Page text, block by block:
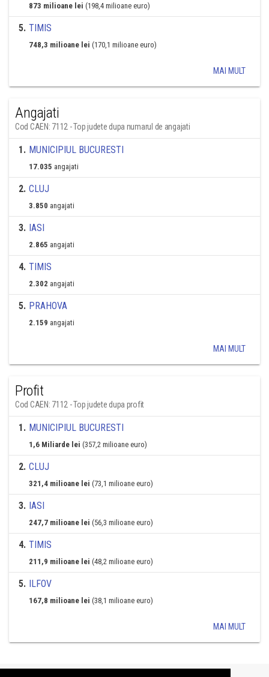
873 milioane lei (198,4 milioane euro)
5. TIMIS
748,3 milioane lei (170,1 milioane euro)
MAI MULT
Angajati
Cod CAEN: 7112 - Top judete dupa numarul de angajati
1. MUNICIPIUL BUCURESTI
17.035 angajati
2. CLUJ
3.850 angajati
3. IASI
2.865 angajati
4. TIMIS
2.302 angajati
5. PRAHOVA
2.159 angajati
MAI MULT
Profit
Cod CAEN: 7112 - Top judete dupa profit
1. MUNICIPIUL BUCURESTI
1,6 Miliarde lei (357,2 milioane euro)
2. CLUJ
321,4 milioane lei (73,1 milioane euro)
3. IASI
247,7 milioane lei (56,3 milioane euro)
4. TIMIS
211,9 milioane lei (48,2 milioane euro)
5. ILFOV
167,8 milioane lei (38,1 milioane euro)
MAI MULT